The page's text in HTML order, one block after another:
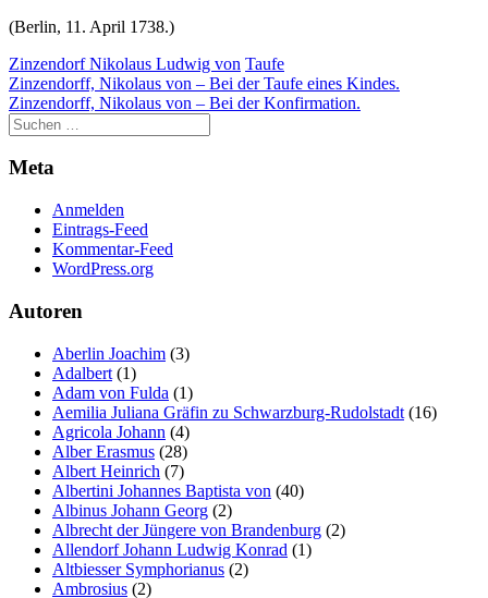
(Berlin, 11. April 1738.)
Zinzendorf Nikolaus Ludwig von Taufe
Beitragsnavigation
Zinzendorff, Nikolaus von – Bei der Taufe eines Kindes.
Zinzendorff, Nikolaus von – Bei der Konfirmation.
Meta
Anmelden
Eintrags-Feed
Kommentar-Feed
WordPress.org
Autoren
Aberlin Joachim (3)
Adalbert (1)
Adam von Fulda (1)
Aemilia Juliana Gräfin zu Schwarzburg-Rudolstadt (16)
Agricola Johann (4)
Alber Erasmus (28)
Albert Heinrich (7)
Albertini Johannes Baptista von (40)
Albinus Johann Georg (2)
Albrecht der Jüngere von Brandenburg (2)
Allendorf Johann Ludwig Konrad (1)
Altbiesser Symphorianus (2)
Ambrosius (2)